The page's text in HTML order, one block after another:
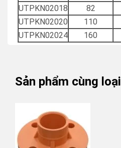
UTPKN02018
82
UTPKN02020
110
UTPKN02024
160
Sản phẩm cùng loại